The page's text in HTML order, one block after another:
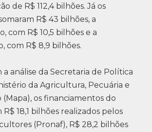
de R$ 112,4 bilhões. Já os
R$ 43 bilhões, a
com R$ 10,5 bilhões e a
com R$ 8,9 bilhões.
a análise da Secretaria de Política
da Agricultura, Pecuária e
os financiamentos do
18,1 bilhões realizados pelos
(Pronaf), R$ 28,2 bilhões